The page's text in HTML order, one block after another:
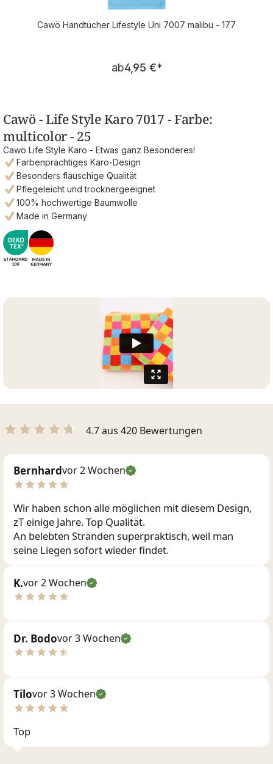
Cawö Handtücher Lifestyle Uni 7007 malibu - 177
Regulärer Preis:
ab4,95 €*
Cawö - Life Style Karo 7017 - Farbe:
multicolor - 25
Cawö Life Style Karo - Etwas ganz Besonderes!
Farbenprächtiges Karo-Design
Besonders flauschige Qualität
Pflegeleicht und trocknergeeignet
100% hochwertige Baumwolle
Made in Germany
4.7 aus 420 Bewertungen
Bernhardvor 2 Wochen
Wir haben schon alle möglichen mit diesem Design,
zT einige Jahre. Top Qualität.
An belebten Stränden superpraktisch, weil man
seine Liegen sofort wieder findet.
K.vor 2 Wochen
Dr. Bodovor 3 Wochen
Tilovor 3 Wochen
Top